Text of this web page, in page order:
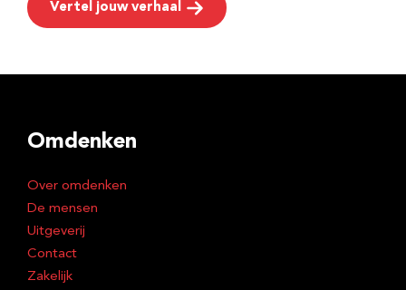
Vertel jouw verhaal
Omdenken
Over omdenken
De mensen
Uitgeverij
Contact
Zakelijk